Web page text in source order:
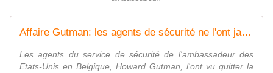
Affaire Gutman: les agents de sécurité ne l'ont jamais rien vu faire d'illégal
Les agents du service de sécurité de l'ambassadeur des
Etats-Unis en Belgique, Howard Gutman, l'ont vu quitter la